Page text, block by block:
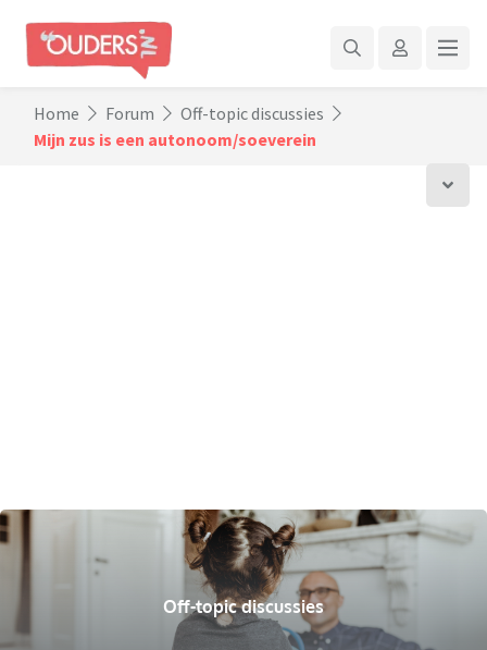
Home Forum
Off-topic discussies
Mijn zus is een autonoom/soeverein
Off-topic discussies